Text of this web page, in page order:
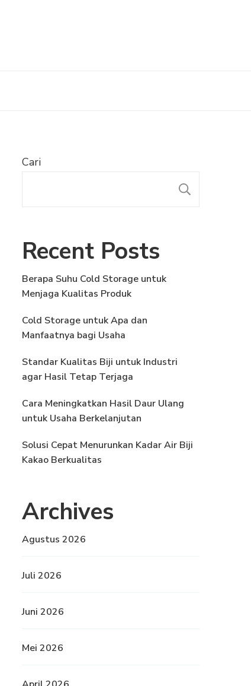
Cari
Recent Posts
Berapa Suhu Cold Storage untuk
Menjaga Kualitas Produk
Cold Storage untuk Apa dan
Manfaatnya bagi Usaha
Standar Kualitas Biji untuk Industri
agar Hasil Tetap Terjaga
Cara Meningkatkan Hasil Daur Ulang
untuk Usaha Berkelanjutan
Solusi Cepat Menurunkan Kadar Air Biji
Kakao Berkualitas
Archives
Agustus 2026
Juli 2026
Juni 2026
Mei 2026